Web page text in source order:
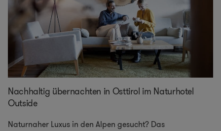
Nachhaltig übernachten in Osttirol im Naturhotel
Outside
Naturnaher Luxus in den Alpen gesucht? Das